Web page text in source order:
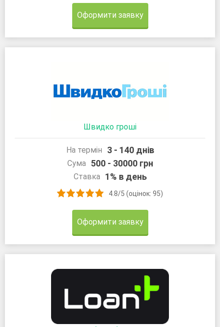
Оформити заявку
Швидко гроші
На термін 3 - 140 днів
Сума 500 - 30000 грн
Ставка 1% в день
4.8/5 (оцінок: 95)
Оформити заявку